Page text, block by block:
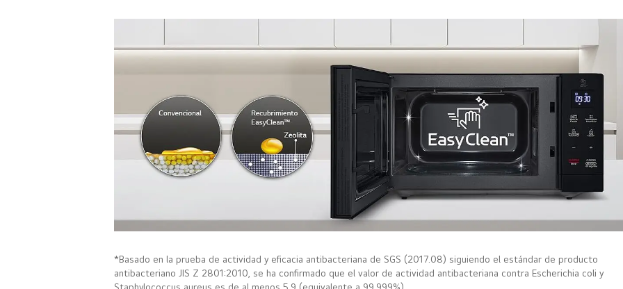
*Basado en la prueba de actividad y eficacia antibacteriana de SGS (2017.08) siguiendo el estándar de producto
antibacteriano JIS Z 2801:2010, se ha confirmado que el valor de actividad antibacteriana contra Escherichia coli y